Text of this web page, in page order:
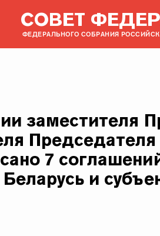
СОВЕТ
ФЕДЕРАЛЬНОГО СОБРАНИЯ
заместителя
7
и